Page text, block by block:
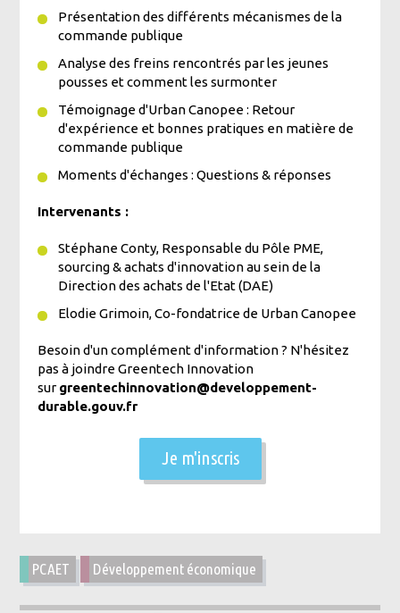
Présentation des différents mécanismes de la
commande publique
Analyse des freins rencontrés par les jeunes
pousses et comment les surmonter
Témoignage d'Urban Canopee : Retour
d'expérience et bonnes pratiques en matière de
commande publique
Moments d'échanges : Questions & réponses
Intervenants :
Stéphane Conty, Responsable du Pôle PME,
sourcing & achats d'innovation au sein de la
Direction des achats de l'Etat (DAE)
Elodie Grimoin, Co-fondatrice de Urban Canopee
Besoin d'un complément d'information ? N'hésitez
pas à joindre Greentech Innovation
sur greentechinnovation@developpement-
durable.gouv.fr
Je m'inscris
PCAET Développement économique